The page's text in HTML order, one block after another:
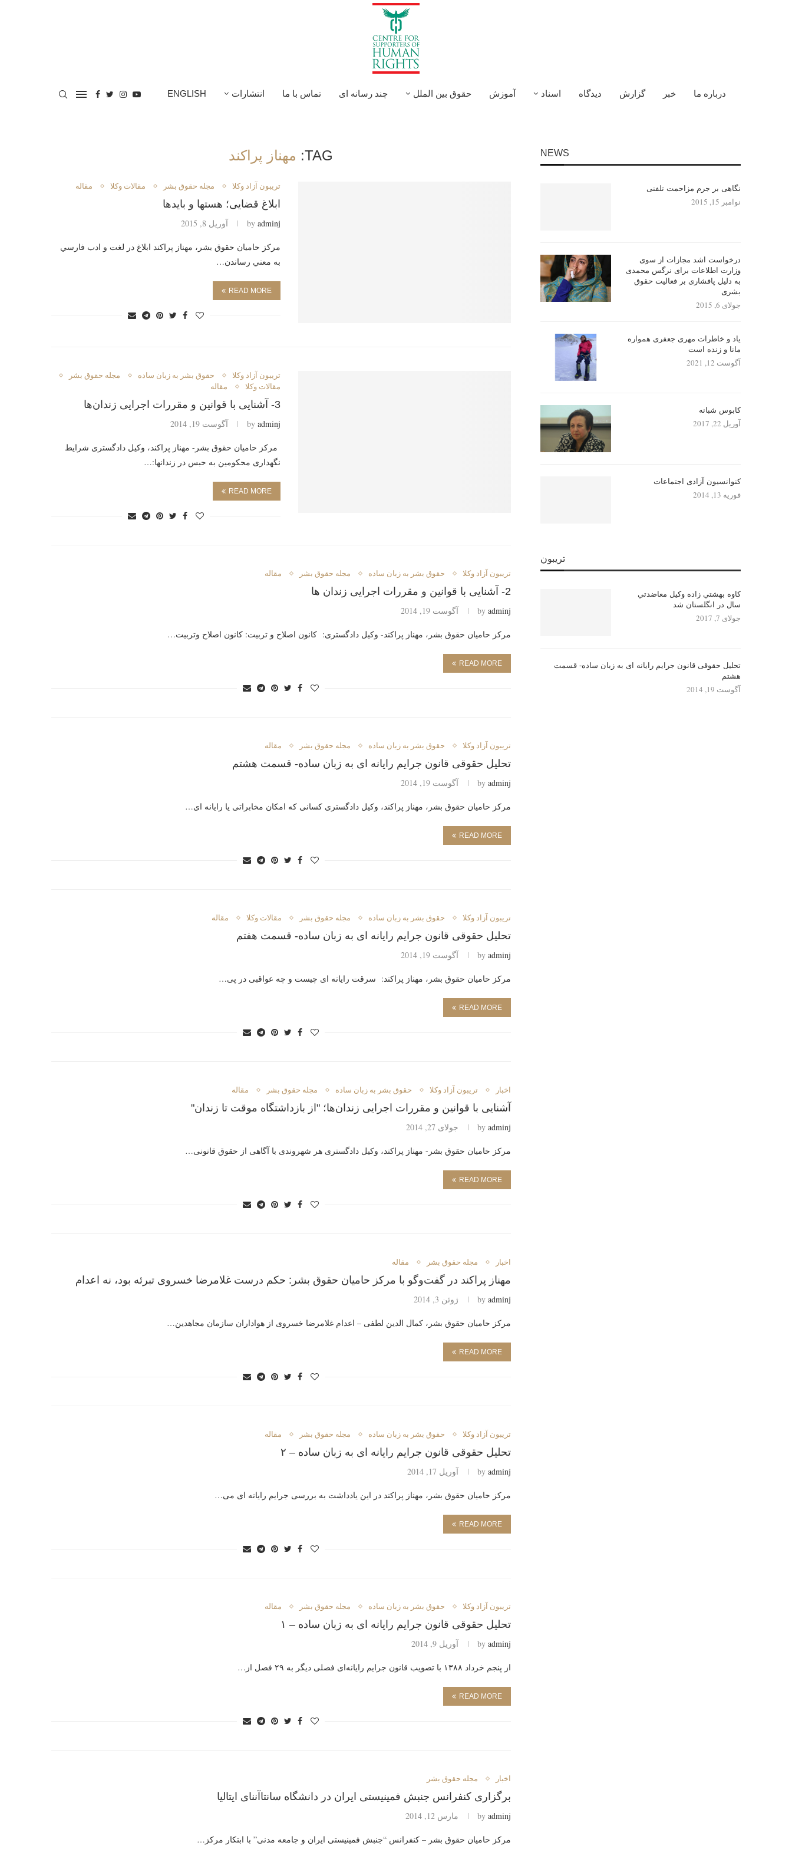
درباره ما خبر گزارش دیدگاه اسناد آموزش حقوق بین الملل چند رسانه ای تماس با ما انتشارات ENGLISH
TAG: مهناز پراكند
تريبون آزاد وكلا مجله حقوق بشر مقالات وکلا مقاله
ابلاغ قضايى؛ هستها و بايدها
byadminj آوریل 8, 2015
مركز حاميان حقوق بشر، مهناز پراكند ابلاغ در لغت و ادب فارسي
به معني رساندن…
READ MORE
تريبون آزاد وكلا حقوق بشر به زبان ساده
مجله حقوق بشر
مقالات وکلا
مقاله
3- آشنایی با قوانین و مقررات اجرایی زندان‌ها
byadminj آگوست 19, 2014
مرکز حامیان حقوق بشر- مهناز پراکند، وکیل دادگستری شرایط
نگهداری محکومین به حبس در زندانها:…
READ MORE
تريبون آزاد وكلا حقوق بشر به زبان ساده مجله حقوق بشر مقاله
2- آشنایی با قوانین و مقررات اجرایی زندان ها
by adminj آگوست 19, 2014
مرکز حامیان حقوق بشر، مهناز پراکند- وکیل دادگستری: کانون اصلاح و تربیت: کانون اصلاح وتربیت…
READ MORE
تريبون آزاد وكلا حقوق بشر به زبان ساده مجله حقوق بشر مقاله
تحلیل حقوقی قانون جرایم رایانه ای به زبان ساده- قسمت هشتم
by adminj آگوست 19, 2014
مرکز حامیان حقوق بشر، مهناز پراکند، وکیل دادگستری کسانی که امکان مخابراتی یا رایانه ای…
READ MORE
تريبون آزاد وكلا حقوق بشر به زبان ساده مجله حقوق بشر مقالات وکلا مقاله
تحلیل حقوقی قانون جرایم رایانه ای به زبان ساده- قسمت هفتم
by adminj آگوست 19, 2014
مرکز حامیان حقوق بشر، مهناز پراکند: سرقت رایانه ای چیست و چه عواقبی در پی…
READ MORE
اخبار تريبون آزاد وكلا حقوق بشر به زبان ساده مجله حقوق بشر مقاله
آشنایی با قوانین و مقررات اجرایی زندان‌ها؛ "از بازداشتگاه موقت تا زندان"
by adminj جولای 27, 2014
مرکز حامیان حقوق بشر- مهناز پراکند، وکیل دادگستری هر شهروندی با آگاهی از حقوق قانونی…
READ MORE
اخبار مجله حقوق بشر مقاله
مهناز پراکند در گفت‌وگو با مرکز حامیان حقوق بشر: حکم درست غلامرضا خسروی تبرئه بود، نه اعدام
by adminj ژوئن 3, 2014
مرکز حامیان حقوق بشر، كمال الدین لطفی – اعدام غلامرضا خسروی از هواداران سازمان مجاهدین…
READ MORE
تريبون آزاد وكلا حقوق بشر به زبان ساده مجله حقوق بشر مقاله
تحلیل حقوقی قانون جرایم رایانه ای به زبان ساده – ٢
by adminj آوریل 17, 2014
مركز حاميان حقوق بشر، مهناز پراكند در اين يادداشت به بررسی جرایم رایانه ای می…
READ MORE
تريبون آزاد وكلا حقوق بشر به زبان ساده مجله حقوق بشر مقاله
تحلیل حقوقی قانون جرایم رایانه ای به زبان ساده – ١
by adminj آوریل 9, 2014
از پنجم خرداد ۱۳۸۸ با تصویب قانون جرایم رایانه‌ای فصلی دیگر به ۲۹ فصل از…
READ MORE
اخبار مجله حقوق بشر
برگزارى كنفرانس جنبش فمينيستى ايران در دانشگاه سانتاآنناى ايتاليا
by adminj مارس 12, 2014
مركز حاميان حقوق بشر – كنفرانس “جنبش فمينيستى ايران و جامعه مدنى” با ابتكار مركز…
NEWS
نگاهی بر جرم مزاحمت تلفنی
نوامبر 15, 2015
درخواست اشد مجازات از سوی
وزارت اطلاعات برای نرگس محمدی
به دلیل پافشاری بر فعالیت حقوق
بشری
جولای 6, 2015
یاد و خاطرات مهری جعفری همواره
مانا و زنده است
آگوست 12, 2021
کابوس شبانه
آوریل 22, 2017
کنوانسیون آزادی اجتماعات
فوریه 13, 2014
تریبون
كاوه بهشتي زاده وكيل معاضدتي
سال در انگلستان شد
جولای 7, 2017
تحلیل حقوقی قانون جرایم رایانه ای به زبان ساده- قسمت
هشتم
آگوست 19, 2014